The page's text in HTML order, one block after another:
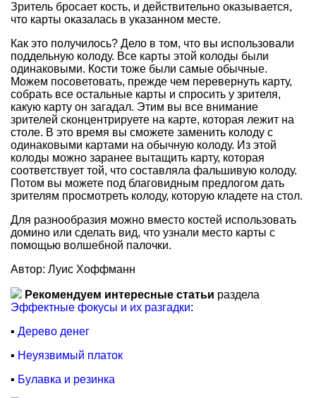
Зритель бросает кость, и действительно оказывается,
что карты оказалась в указанном месте.
Как это получилось? Дело в том, что вы использовали
поддельную колоду. Все карты этой колоды были
одинаковыми. Кости тоже были самые обычные.
Можем посоветовать, прежде чем перевернуть карту,
собрать все остальные карты и спросить у зрителя,
какую карту он загадал. Этим вы все внимание
зрителей сконцентрируете на карте, которая лежит на
столе. В это время вы сможете заменить колоду с
одинаковыми картами на обычную колоду. Из этой
колоды можно заранее вытащить карту, которая
соответствует той, что составляла фальшивую колоду.
Потом вы можете под благовидным предлогом дать
зрителям просмотреть колоду, которую кладете на стол.
Для разнообразия можно вместо костей использовать
домино или сделать вид, что узнали место карты с
помощью волшебной палочки.
Автор: Луис Хоффманн
Рекомендуем интересные статьи раздела
Эффектные фокусы и их разгадки:
▪ Дерево денег
▪ Неуязвимый платок
▪ Булавка и резинка